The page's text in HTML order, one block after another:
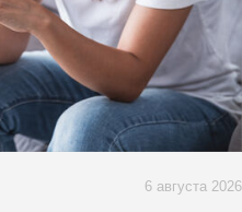
6 августа 2026